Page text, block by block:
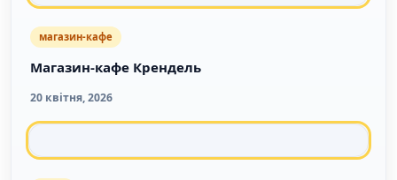
магазин-кафе
Магазин-кафе Крендель
20 квітня, 2026